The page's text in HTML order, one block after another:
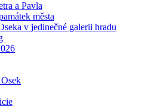
a Pavla
města
v jedinečné galerii hradu